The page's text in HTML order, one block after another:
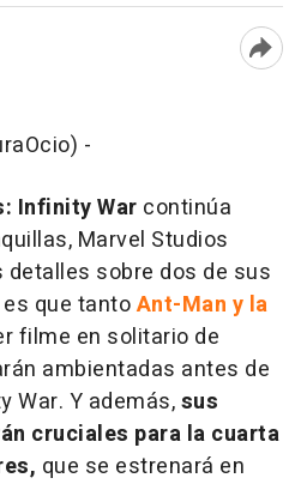
-
Infinity War continúa
Marvel Studios
sobre dos de sus
que tantoAnt-Man y la
filme en solitario de
ambientadas antes de
War. Y además,sus
cruciales para la cuarta
, que se estrenará en